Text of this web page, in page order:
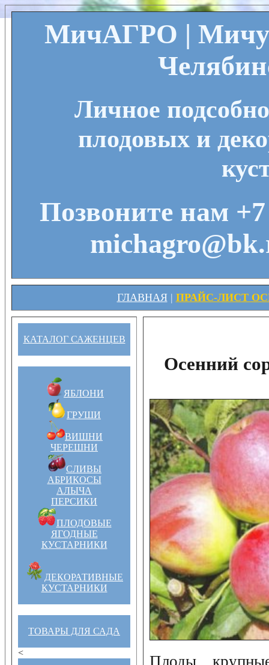
МичАГРО |
Личное
плодовых и
Позвоните нам
ГЛАВНАЯ| ПРАЙС-ЛИСТ
КАТАЛОГ САЖЕНЦЕВ
ЯБЛОНИ
ГРУШИ
ВИШНИ
ЧЕРЕШНИ
СЛИВЫ
АБРИКОСЫ
АЛЫЧА
ПЕРСИКИ
ПЛОДОВЫЕ
ЯГОДНЫЕ
КУСТАРНИКИ
ДЕКОРАТИВНЫЕ
КУСТАРНИКИ
ТОВАРЫ ДЛЯ САДА
<
Осенний
Плоды